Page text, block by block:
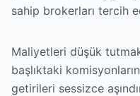
sahip brokerları tercih
Maliyetleri düşük
başlıktaki
getirileri sessizce